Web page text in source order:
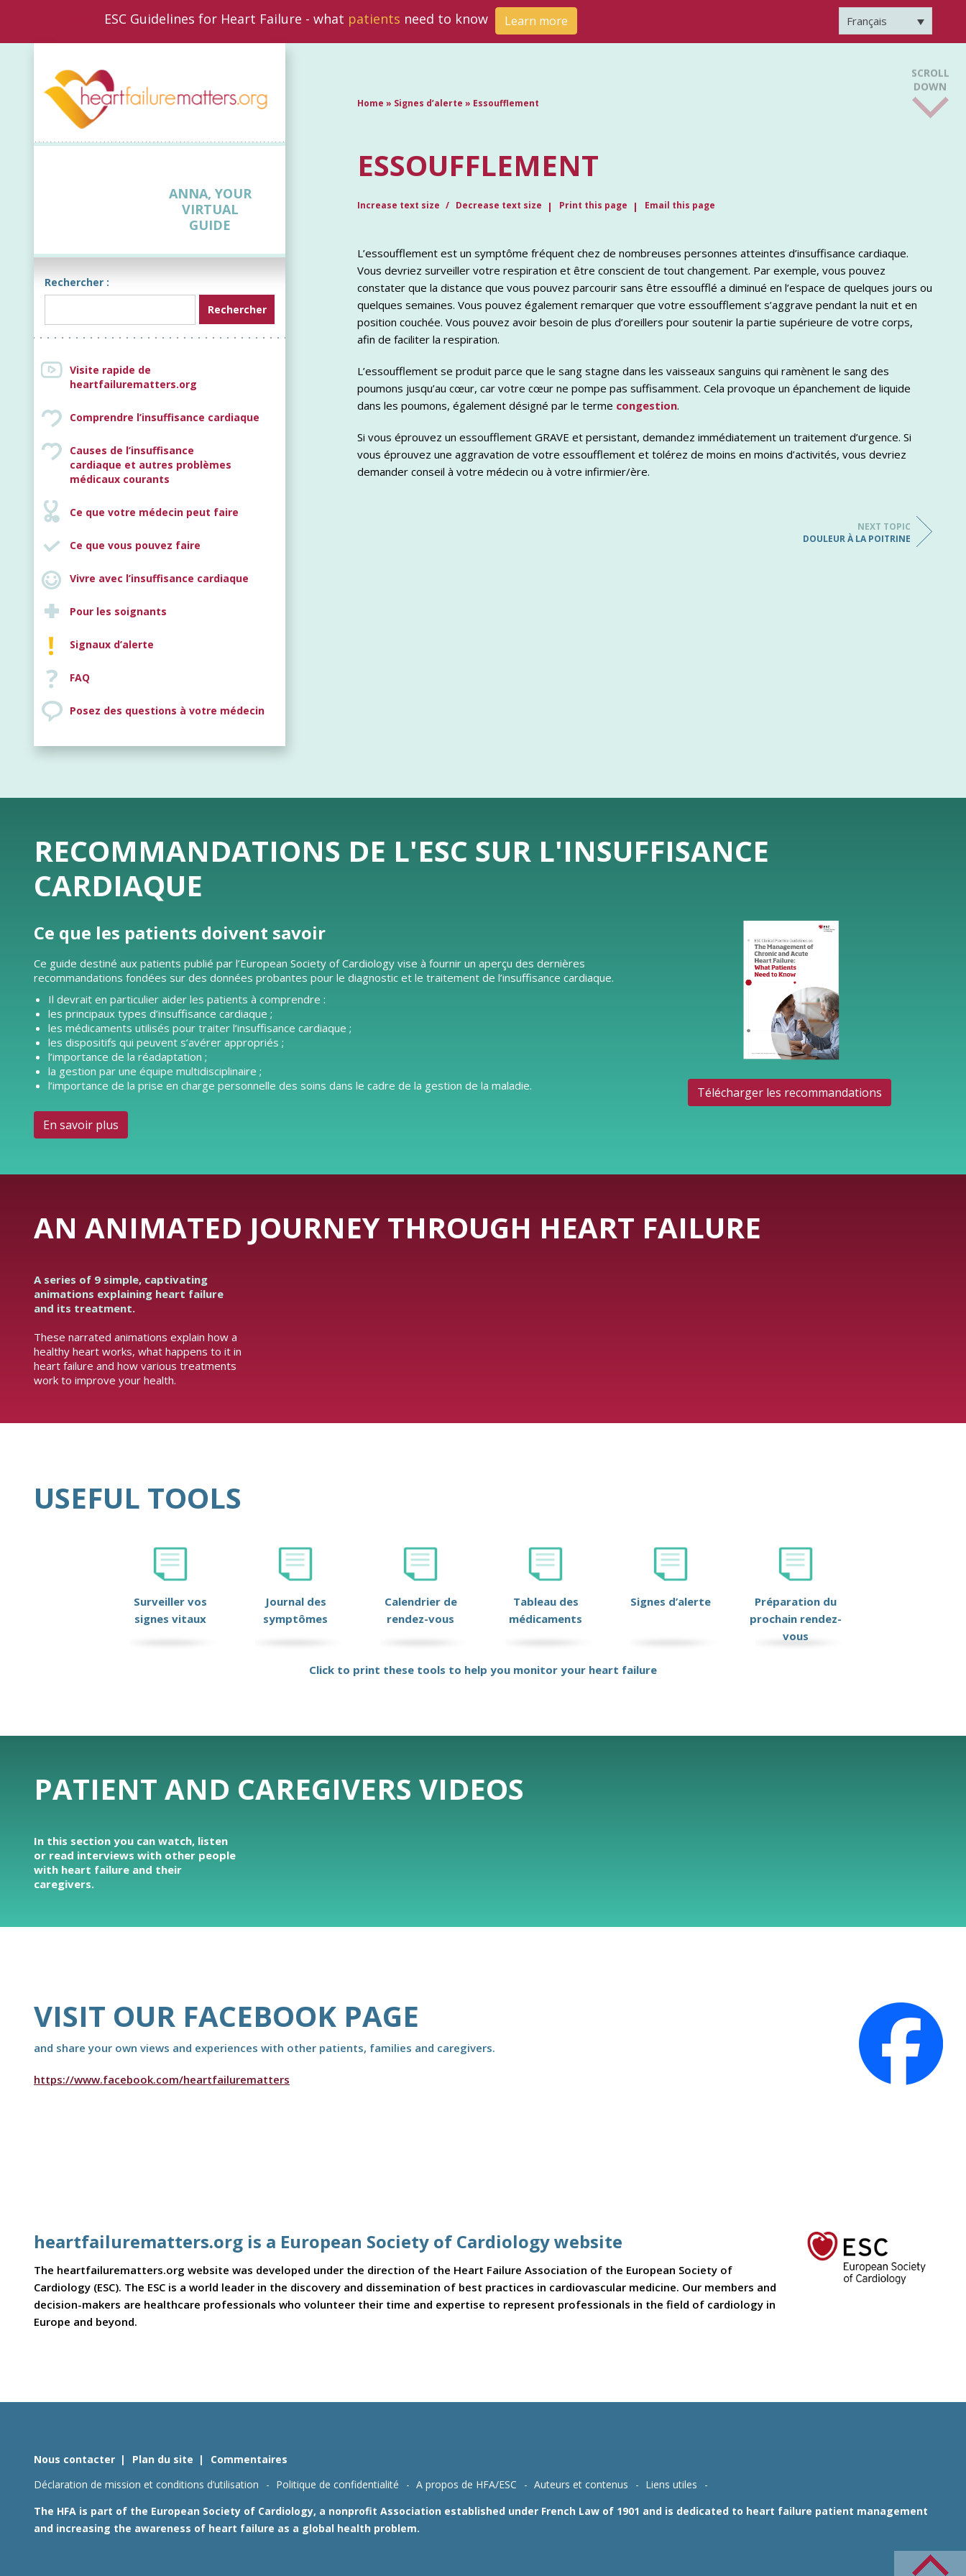
ESC Guidelines for Heart Failure - what patients need to know Learn more Français
ANNA, YOUR
VIRTUAL
GUIDE
Rechercher :
Visite rapide de
heartfailurematters.org
Comprendre l’insuffisance cardiaque
Causes de l’insuffisance
cardiaque et autres problèmes
médicaux courants
Ce que votre médecin peut faire
Ce que vous pouvez faire
Vivre avec l’insuffisance cardiaque
Pour les soignants
Signaux d’alerte
FAQ
Posez des questions à votre médecin
Home » Signes d’alerte » Essoufflement
ESSOUFFLEMENT
Increase text size Decrease text size Print this page Email this page
L’essoufflement est un symptôme fréquent chez de nombreuses personnes atteintes d’insuffisance cardiaque.
Vous devriez surveiller votre respiration et être conscient de tout changement. Par exemple, vous pouvez
constater que la distance que vous pouvez parcourir sans être essoufflé a diminué en l’espace de quelques jours ou
quelques semaines. Vous pouvez également remarquer que votre essoufflement s’aggrave pendant la nuit et en
position couchée. Vous pouvez avoir besoin de plus d’oreillers pour soutenir la partie supérieure de votre corps,
afin de faciliter la respiration.
L’essoufflement se produit parce que le sang stagne dans les vaisseaux sanguins qui ramènent le sang des
poumons jusqu’au cœur, car votre cœur ne pompe pas suffisamment. Cela provoque un épanchement de liquide
dans les poumons, également désigné par le terme congestion.
Si vous éprouvez un essoufflement GRAVE et persistant, demandez immédiatement un traitement d’urgence. Si
vous éprouvez une aggravation de votre essoufflement et tolérez de moins en moins d’activités, vous devriez
demander conseil à votre médecin ou à votre infirmier/ère.
NEXT TOPIC
DOULEUR À LA POITRINE
RECOMMANDATIONS DE L'ESC SUR L'INSUFFISANCE
CARDIAQUE
Ce que les patients doivent savoir
Ce guide destiné aux patients publié par l’European Society of Cardiology vise à fournir un aperçu des dernières
recommandations fondées sur des données probantes pour le diagnostic et le traitement de l’insuffisance cardiaque.
Il devrait en particulier aider les patients à comprendre :
les principaux types d’insuffisance cardiaque ;
les médicaments utilisés pour traiter l’insuffisance cardiaque ;
les dispositifs qui peuvent s’avérer appropriés ;
l’importance de la réadaptation ;
la gestion par une équipe multidisciplinaire ;
l’importance de la prise en charge personnelle des soins dans le cadre de la gestion de la maladie.
En savoir plus
Télécharger les recommandations
AN ANIMATED JOURNEY THROUGH HEART FAILURE
A series of 9 simple, captivating
animations explaining heart failure
and its treatment.
These narrated animations explain how a
healthy heart works, what happens to it in
heart failure and how various treatments
work to improve your health.
USEFUL TOOLS
Surveiller vos
signes vitaux
Journal des
symptômes
Calendrier de
rendez-vous
Tableau des
médicaments
Signes d’alerte
Préparation du
prochain rendez-
vous
Click to print these tools to help you monitor your heart failure
PATIENT AND CAREGIVERS VIDEOS
In this section you can watch, listen
or read interviews with other people
with heart failure and their
caregivers.
VISIT OUR FACEBOOK PAGE
and share your own views and experiences with other patients, families and caregivers.
https://www.facebook.com/heartfailurematters
heartfailurematters.org is a European Society of Cardiology website
The heartfailurematters.org website was developed under the direction of the Heart Failure Association of the European Society of
Cardiology (ESC). The ESC is a world leader in the discovery and dissemination of best practices in cardiovascular medicine. Our members and
decision-makers are healthcare professionals who volunteer their time and expertise to represent professionals in the field of cardiology in
Europe and beyond.
Nous contacter Plan du site
Commentaires
Déclaration de mission et conditions d’utilisation
Politique de confidentialité A propos de HFA/ESC Auteurs et contenus
Liens utiles
The HFA is part of the European Society of Cardiology, a nonprofit Association established under French Law of 1901 and is dedicated to heart failure patient management
and increasing the awareness of heart failure as a global health problem.
SCROLL
DOWN